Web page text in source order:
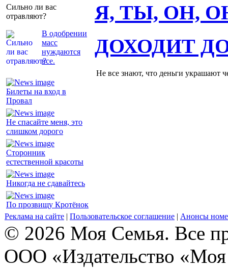
Сильно ли вас
отравляют?
В одобрении
масс
нуждаются
все.
Я, ТЫ, ОН,
Билеты на вход в
Провал
Не спасайте меня, это
слишком дорого
Сторонник
естественной красоты
Никогда не сдавайтесь
По прозвищу Кротёнок
ДОХОДИТ
Не все знают, что деньги украшают
Реклама на сайте | Пользовательское соглашение | Анонсы
© 2026 Моя Семья. Все
ООО «Издательство